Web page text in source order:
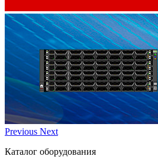
Previous Next
Каталог оборудования